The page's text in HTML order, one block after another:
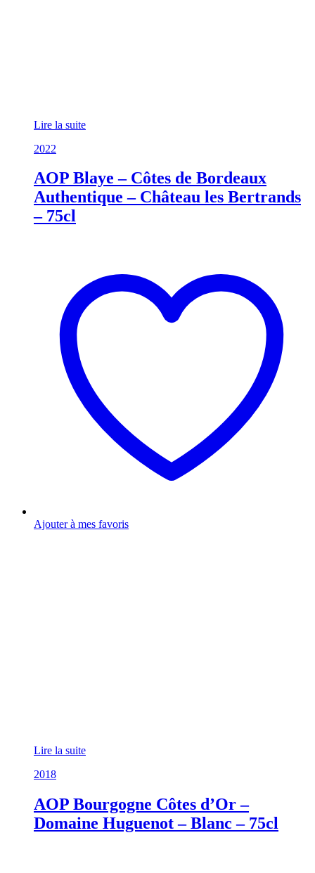
Lire la suite
2022
AOP Blaye – Côtes de Bordeaux
Authentique – Château les Bertrands
– 75cl
Ajouter à mes favoris
Lire la suite
2018
AOP Bourgogne Côtes d’Or –
Domaine Huguenot – Blanc – 75cl